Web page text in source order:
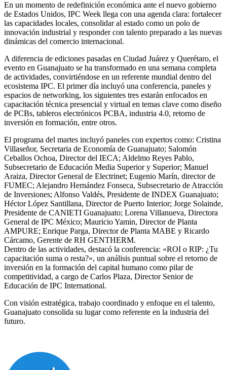
En un momento de redefinición económica ante el nuevo gobierno
de Estados Unidos, IPC Week llega con una agenda clara: fortalecer
las capacidades locales, consolidar al estado como un polo de
innovación industrial y responder con talento preparado a las nuevas
dinámicas del comercio internacional.
A diferencia de ediciones pasadas en Ciudad Juárez y Querétaro, el
evento en Guanajuato se ha transformado en una semana completa
de actividades, convirtiéndose en un referente mundial dentro del
ecosistema IPC. El primer día incluyó una conferencia, paneles y
espacios de networking, los siguientes tres estarán enfocados en
capacitación técnica presencial y virtual en temas clave como diseño
de PCBs, tableros electrónicos PCBA, industria 4.0, retorno de
inversión en formación, entre otros.
El programa del martes incluyó paneles con expertos como: Cristina
Villaseñor, Secretaria de Economía de Guanajuato; Salomón
Ceballos Ochoa, Director del IECA; Aldelmo Reyes Pablo,
Subsecretario de Educación Media Superior y Superior; Manuel
Araiza, Director General de Electrinet; Eugenio Marín, director de
FUMEC; Alejandro Hernández Fonseca, Subsecretario de Atracción
de Inversiones; Alfonso Valdés, Presidente de INDEX Guanajuato;
Héctor López Santillana, Director de Puerto Interior; Jorge Solainde,
Presidente de CANIETI Guanajuato; Lorena Villanueva, Directora
General de IPC México; Mauricio Yamin, Director de Planta
AMPURE; Enrique Parga, Director de Planta MABE y Ricardo
Cárcamo, Gerente de RH GENTHERM.
Dentro de las actividades, destacó la conferencia: «ROI o RIP: ¿Tu
capacitación suma o resta?», un análisis puntual sobre el retorno de
inversión en la formación del capital humano como pilar de
competitividad, a cargo de Carlos Plaza, Director Senior de
Educación de IPC International.
Con visión estratégica, trabajo coordinado y enfoque en el talento,
Guanajuato consolida su lugar como referente en la industria del
futuro.